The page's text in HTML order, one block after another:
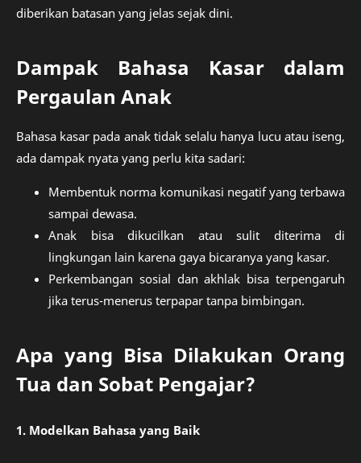
diberikan batasan yang jelas sejak dini.
Dampak Bahasa Kasar dalam
Pergaulan Anak
Bahasa kasar pada anak tidak selalu hanya lucu atau iseng,
ada dampak nyata yang perlu kita sadari:
Membentuk norma komunikasi negatif yang terbawa
sampai dewasa.
Anak bisa dikucilkan atau sulit diterima di
lingkungan lain karena gaya bicaranya yang kasar.
Perkembangan sosial dan akhlak bisa terpengaruh
jika terus-menerus terpapar tanpa bimbingan.
Apa yang Bisa Dilakukan Orang
Tua dan Sobat Pengajar?
1. Modelkan Bahasa yang Baik